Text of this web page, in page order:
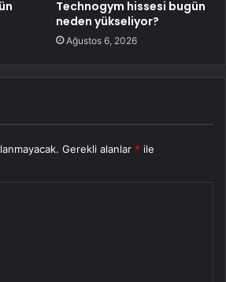
Technogym hissesi bugün
neden yükseliyor?
Ağustos 6, 2026
Gerekli alanlar * ile